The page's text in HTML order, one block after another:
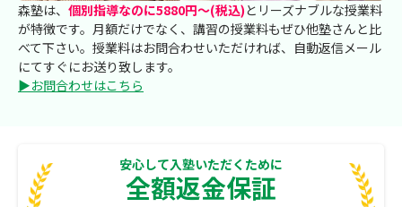
森塾は、 個別指導なのに5880円～(税込)とリーズナブルな授業料
が特徴です。月額だけでなく、講習の授業料もぜひ他塾さんと比
べて下さい。授業料はお問合わせいただければ、自動返信メール
にてすぐにお送り致します。
▶お問合わせはこちら
安心して入塾いただくために
全額返金保証